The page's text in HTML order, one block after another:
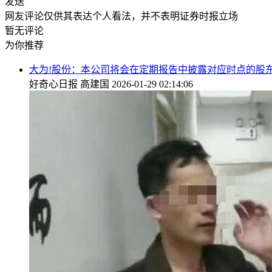
网友评论仅供其表达个人看法，并不表明证券时报立场
暂无评论
为你推荐
大为!股份：本公司将会在定期报告中披露对应时点的股
好奇心日报 高建国 2026-01-29 02:14:06